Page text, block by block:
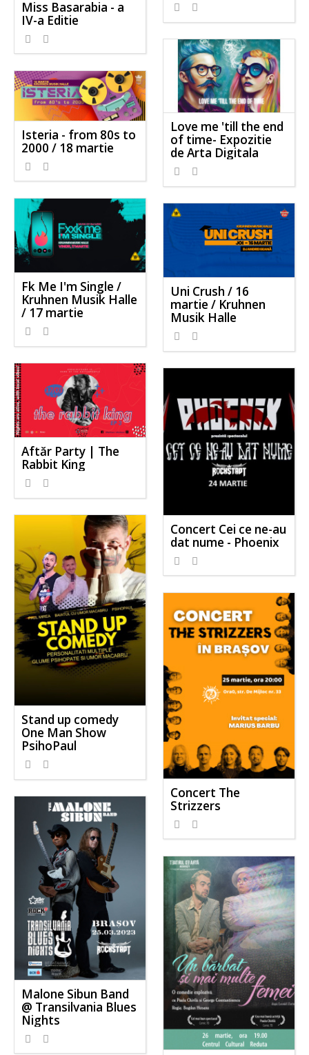
Miss Basarabia - a
IV-a Editie
Love me 'till the end
of time- Expozitie
de Arta Digitala
Isteria - from 80s to
2000 / 18 martie
Fk Me I'm Single /
Kruhnen Musik Halle
/ 17 martie
Uni Crush / 16
martie / Kruhnen
Musik Halle
Aftăr Party | The
Rabbit King
Concert Cei ce ne-au
dat nume - Phoenix
Stand up comedy
One Man Show
PsihoPaul
Concert The
Strizzers
Malone Sibun Band
@ Transilvania Blues
Nights